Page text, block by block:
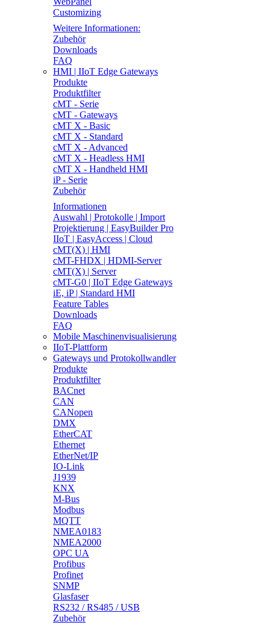
Customizing
Weitere Informationen:
Zubehör
Downloads
FAQ
HMI | IIoT Edge Gateways
Produkte
Produktfilter
cMT - Serie
cMT - Gateways
cMT X - Basic
cMT X - Standard
cMT X - Advanced
cMT X - Headless HMI
cMT X - Handheld HMI
iP - Serie
Zubehör
Informationen
Auswahl | Protokolle | Import
Projektierung | EasyBuilder Pro
IIoT | EasyAccess | Cloud
cMT(X) | HMI
cMT-FHDX | HDMI-Server
cMT(X) | Server
cMT-G0 | IIoT Edge Gateways
iE, iP | Standard HMI
Feature Tables
Downloads
FAQ
Mobile Maschinenvisualisierung
IIoT-Plattform
Gateways und Protokollwandler
Produkte
Produktfilter
BACnet
CAN
CANopen
DMX
EtherCAT
Ethernet
EtherNet/IP
IO-Link
J1939
KNX
M-Bus
Modbus
MQTT
NMEA0183
NMEA2000
OPC UA
Profibus
Profinet
SNMP
Glasfaser
RS232 / RS485 / USB
Zubehör